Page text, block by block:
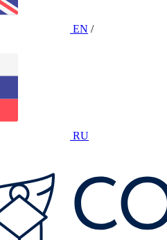
EN /
RU